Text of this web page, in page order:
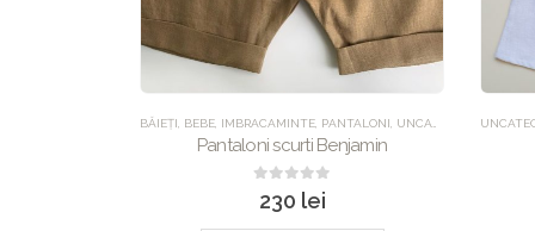
UNCATEGORIZED,COLECTIA CRACIUN,IMBRACAMINTE ROCHII
Rochia Di
out of 5
350 lei
BĂIEȚI,